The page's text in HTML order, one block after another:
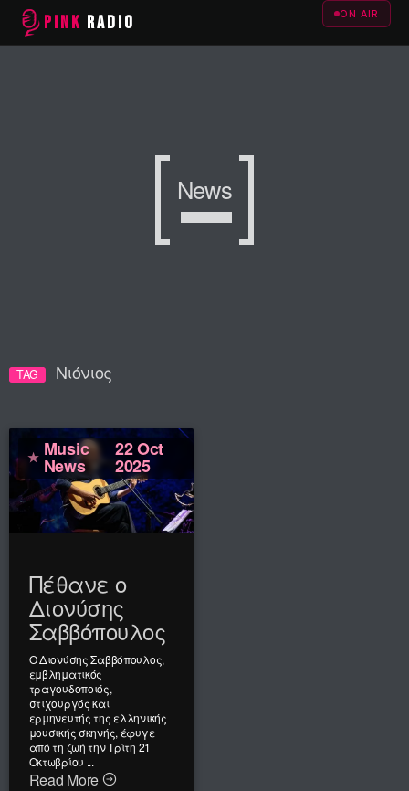
PINK RADIO ON AIR
News
TAG Νιόνιος
Music
News
22 Oct
2025
Πέθανε ο
Διονύσης
Σαββόπουλος
Ο Διονύσης Σαββόπουλος,
εμβληματικός
τραγουδοποιός,
στιχουργός και
ερμηνευτής της ελληνικής
μουσικής σκηνής, έφυγε
από τη ζωή την Τρίτη 21
Οκτωβρίου ...
Read More